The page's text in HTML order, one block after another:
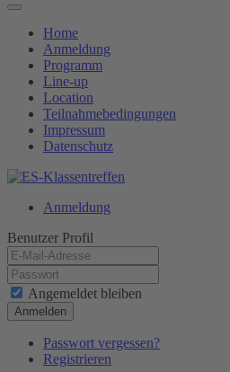
Home
Anmeldung
Programm
Line-up
Location
Teilnahmebedingungen
Impressum
Datenschutz
Anmeldung
Benutzer Profil
Angemeldet bleiben
Anmelden
Passwort vergessen?
Registrieren